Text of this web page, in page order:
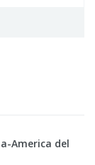
America del